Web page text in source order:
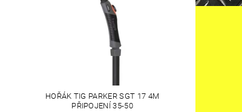
HOŘÁK TIG PARKER SGT 17 4M
PŘIPOJENÍ 35-50